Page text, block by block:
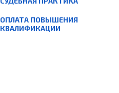
ОПЛАТА ПОВЫШЕНИЯ
КВАЛИФИКАЦИИ